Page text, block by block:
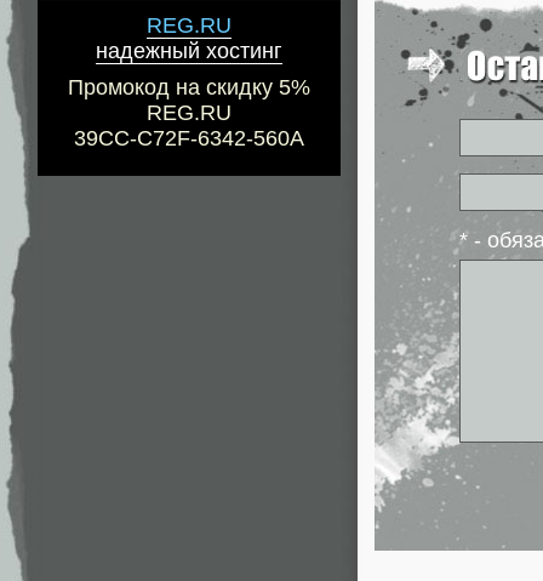
REG.RU
надежный хостинг
Промокод на скидку 5%
REG.RU
39CC-C72F-6342-560A
* -